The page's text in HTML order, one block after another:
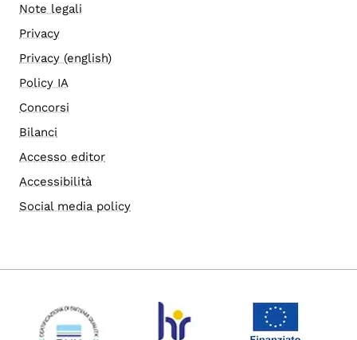
Note legali
Privacy
Privacy (english)
Policy IA
Concorsi
Bilanci
Accesso editor
Accessibilità
Social media policy